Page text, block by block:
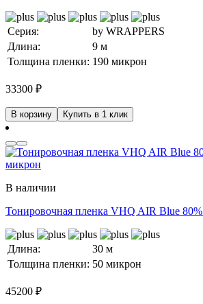
Серия:
by WRAPPERS
Длина:
9 м
Толщина пленки: 190 микрон
33300 ₽
В корзину Купить в 1 клик
В наличии
Тонировочная пленка VHQ AIR Blue
Длина:
30 м
Толщина пленки: 50 микрон
45200 ₽